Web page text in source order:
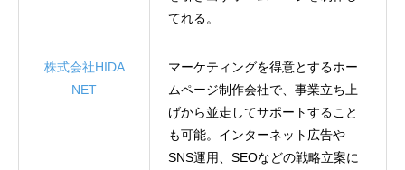
てれる。
株式会社HIDA
NET
マーケティングを得意とするホー
ムページ制作会社で、事業立ち上
げから並走してサポートすること
も可能。インターネット広告や
SNS運用、SEOなどの戦略立案に